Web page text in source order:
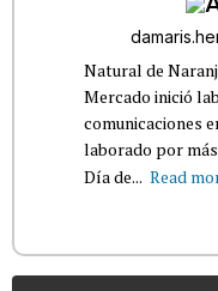
Natural de
Mercado inició
comunicaciones
laborado por
Día de... Read